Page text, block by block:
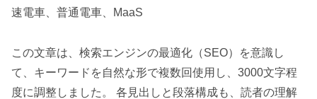
速電車、普通電車、MaaS
この文章は、検索エンジンの最適化（SEO）を意識し
て、キーワードを自然な形で複数回使用し、3000文字程
度に調整しました。 各見出しと段落構成も、読者の理解